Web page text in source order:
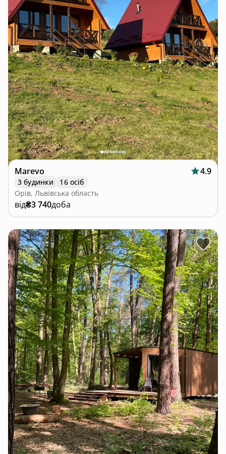
Marevo 4.9
3 будинки
16 осіб
Орів, Львівська область
від₴3 740доба